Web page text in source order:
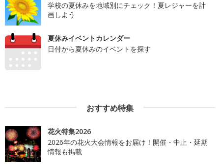
学校の夏休みを地域別にチェック！夏レジャーを計
画しよう
夏休みイベントカレンダー
日付から夏休みのイベントを探す
おすすめ特集
花火特集2026
2026年の花火大会情報をお届け！開催・中止・延期
情報も掲載